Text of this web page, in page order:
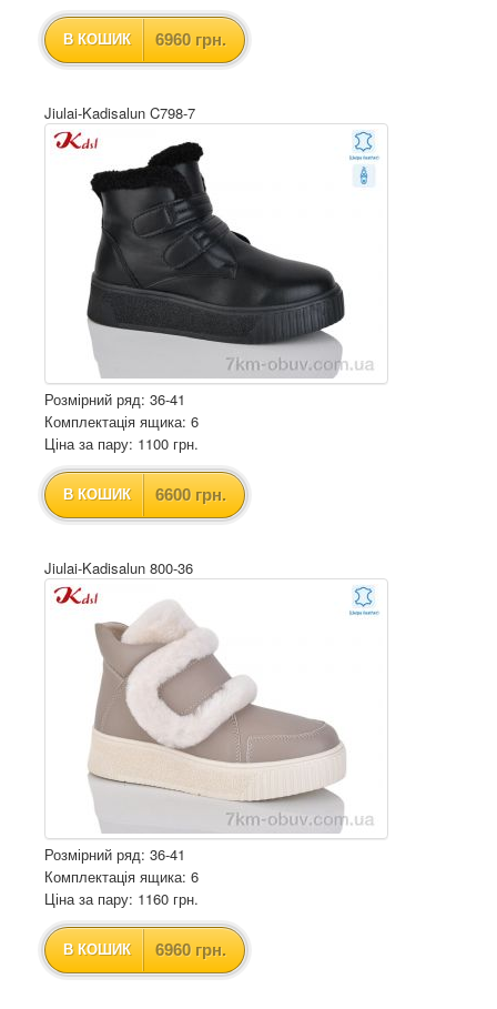
В КОШИК 6960 грн.
Jiulai-Kadisalun C798-7
Розмірний ряд: 36-41
Комплектація ящика: 6
Ціна за пару: 1100 грн.
В КОШИК 6600 грн.
Jiulai-Kadisalun 800-36
Розмірний ряд: 36-41
Комплектація ящика: 6
Ціна за пару: 1160 грн.
В КОШИК 6960 грн.